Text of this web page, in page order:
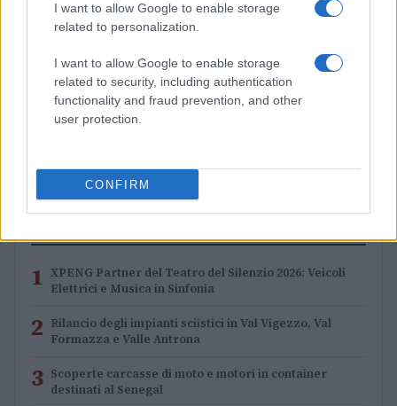
I want to allow Google to enable storage
related to personalization.
I want to allow Google to enable storage
related to security, including authentication
functionality and fraud prevention, and other
user protection.
CONFIRM
Nuova Zelanda: ondata di freddo eccezionale porta
1 XPENG Partner del Teatro del Silenzio 2026: Veicoli
Elettrici e Musica in Sinfonia
2 Rilancio degli impianti sciistici in Val Vigezzo, Val
Formazza e Valle Antrona
3 Scoperte carcasse di moto e motori in container
destinati al Senegal